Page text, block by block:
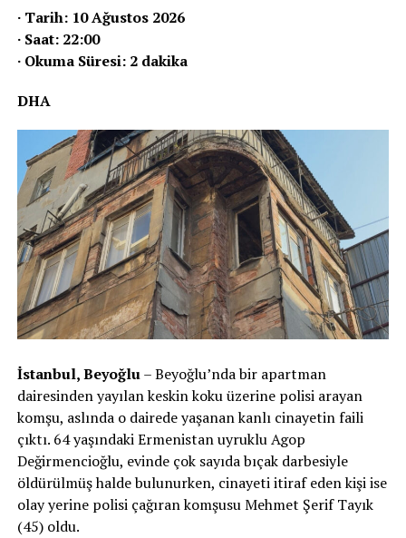
· Tarih: 10 Ağustos 2026
· Saat: 22:00
· Okuma Süresi: 2 dakika
DHA
İstanbul, Beyoğlu– Beyoğlu’nda bir apartman
dairesinden yayılan keskin koku üzerine polisi arayan
komşu, aslında o dairede yaşanan kanlı cinayetin faili
çıktı. 64 yaşındaki Ermenistan uyruklu Agop
Değirmencioğlu, evinde çok sayıda bıçak darbesiyle
öldürülmüş halde bulunurken, cinayeti itiraf eden kişi ise
olay yerine polisi çağıran komşusu Mehmet Şerif Tayık
(45) oldu.